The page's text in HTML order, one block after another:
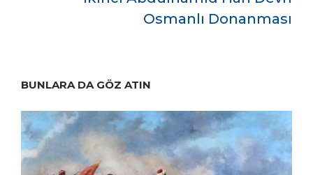
Osmanlı Donanması
BUNLARA DA GÖZ ATIN